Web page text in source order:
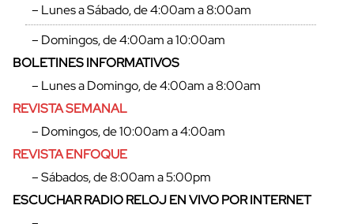
– Lunes a Sábado, de 4:00am a 8:00am
– Domingos, de 4:00am a 10:00am
BOLETINES INFORMATIVOS
– Lunes a Domingo, de 4:00am a 8:00am
REVISTA SEMANAL
– Domingos, de 10:00am a 4:00am
REVISTA ENFOQUE
– Sábados, de 8:00am a 5:00pm
ESCUCHAR RADIO RELOJ EN VIVO POR INTERNET